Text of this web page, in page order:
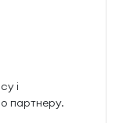
і
партнеру.